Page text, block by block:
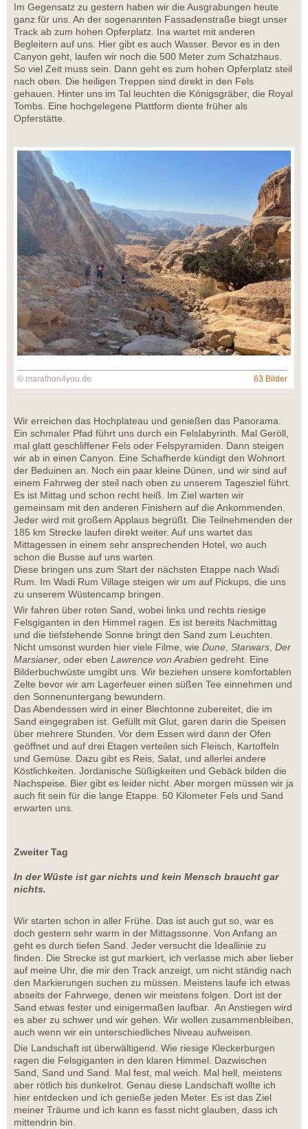
Im Gegensatz zu gestern haben wir die Ausgrabungen heute
ganz für uns. An der sogenannten Fassadenstraße biegt unser
Track ab zum hohen Opferplatz. Ina wartet mit anderen
Begleitern auf uns. Hier gibt es auch Wasser. Bevor es in den
Canyon geht, laufen wir noch die 500 Meter zum Schatzhaus.
So viel Zeit muss sein. Dann geht es zum hohen Opferplatz steil
nach oben. Die heiligen Treppen sind direkt in den Fels
gehauen. Hinter uns im Tal leuchten die Königsgräber, die Royal
Tombs. Eine hochgelegene Plattform diente früher als
Opferstätte.
© marathon4you.de 63 Bilder
Wir erreichen das Hochplateau und genießen das Panorama.
Ein schmaler Pfad führt uns durch ein Felslabyrinth. Mal Geröll,
mal glatt geschliffener Fels oder Felspyramiden. Dann steigen
wir ab in einen Canyon. Eine Schafherde kündigt den Wohnort
der Beduinen an. Noch ein paar kleine Dünen, und wir sind auf
einem Fahrweg der steil nach oben zu unserem Tagesziel führt.
Es ist Mittag und schon recht heiß. Im Ziel warten wir
gemeinsam mit den anderen Finishern auf die Ankommenden.
Jeder wird mit großem Applaus begrüßt. Die Teilnehmenden der
185 km Strecke laufen direkt weiter. Auf uns wartet das
Mittagessen in einem sehr ansprechenden Hotel, wo auch
schon die Busse auf uns warten.
Diese bringen uns zum Start der nächsten Etappe nach Wadi
Rum. Im Wadi Rum Village steigen wir um auf Pickups, die uns
zu unserem Wüstencamp bringen.
Wir fahren über roten Sand, wobei links und rechts riesige
Felsgiganten in den Himmel ragen. Es ist bereits Nachmittag
und die tiefstehende Sonne bringt den Sand zum Leuchten.
Nicht umsonst wurden hier viele Filme, wie Dune, Starwars, Der
Marsianer, oder eben Lawrence von Arabien gedreht. Eine
Bilderbuchwüste umgibt uns. Wir beziehen unsere komfortablen
Zelte bevor wir am Lagerfeuer einen süßen Tee einnehmen und
den Sonnenuntergang bewundern.
Das Abendessen wird in einer Blechtonne zubereitet, die im
Sand eingegraben ist. Gefüllt mit Glut, garen darin die Speisen
über mehrere Stunden. Vor dem Essen wird dann der Ofen
geöffnet und auf drei Etagen verteilen sich Fleisch, Kartoffeln
und Gemüse. Dazu gibt es Reis, Salat, und allerlei andere
Köstlichkeiten. Jordanische Süßigkeiten und Gebäck bilden die
Nachspeise. Bier gibt es leider nicht. Aber morgen müssen wir ja
auch fit sein für die lange Etappe. 50 Kilometer Fels und Sand
erwarten uns.
Zweiter Tag
In der Wüste ist gar nichts und kein Mensch braucht gar
nichts.
Wir starten schon in aller Frühe. Das ist auch gut so, war es
doch gestern sehr warm in der Mittagssonne. Von Anfang an
geht es durch tiefen Sand. Jeder versucht die Ideallinie zu
finden. Die Strecke ist gut markiert, ich verlasse mich aber lieber
auf meine Uhr, die mir den Track anzeigt, um nicht ständig nach
den Markierungen suchen zu müssen. Meistens laufe ich etwas
abseits der Fahrwege, denen wir meistens folgen. Dort ist der
Sand etwas fester und einigermaßen laufbar. An Anstiegen wird
es aber zu schwer und wir gehen. Wir wollen zusammenbleiben,
auch wenn wir ein unterschiedliches Niveau aufweisen.
Die Landschaft ist überwältigend. Wie riesige Kleckerburgen
ragen die Felsgiganten in den klaren Himmel. Dazwischen
Sand, Sand und Sand. Mal fest, mal weich. Mal hell, meistens
aber rötlich bis dunkelrot. Genau diese Landschaft wollte ich
hier entdecken und ich genieße jeden Meter. Es ist das Ziel
meiner Träume und ich kann es fasst nicht glauben, dass ich
mittendrin bin.